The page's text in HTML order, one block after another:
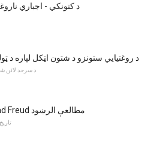
د کتونکي - اجباري
د روغتیایي ستونزو د شتون اټکل لپاره د
د سرحد لائن
د Sigmund Freud مطالعې الرښود